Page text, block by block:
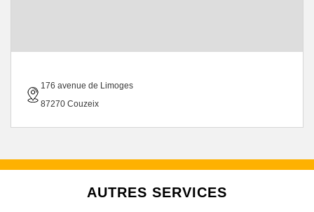
176 avenue de Limoges
87270 Couzeix
AUTRES SERVICES